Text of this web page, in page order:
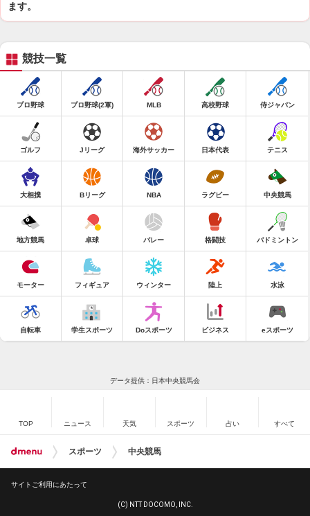
ます。
競技一覧
プロ野球 プロ野球(2軍) MLB 高校野球 侍ジャパン
ゴルフ Jリーグ 海外サッカー 日本代表 テニス
大相撲 Bリーグ NBA ラグビー 中央競馬
地方競馬 卓球 バレー 格闘技 バドミントン
モーター フィギュア ウィンター 陸上 水泳
自転車 学生スポーツ Doスポーツ ビジネス eスポーツ
データ提供：日本中央競馬会
TOP ニュース 天気 スポーツ 占い すべて
スポーツ 中央競馬
サイトご利用にあたって
(C) NTT DOCOMO, INC.